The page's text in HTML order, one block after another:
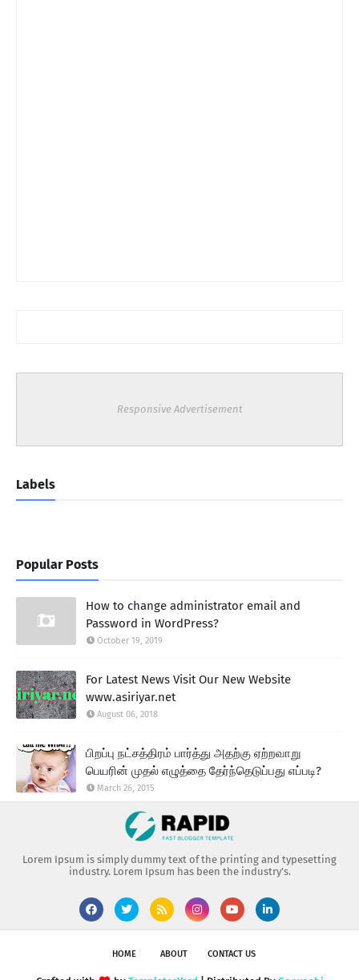
Responsive Advertisement
Labels
Popular Posts
How to change administrator email and
Password in WordPress?
October 19, 2019
For Latest News Visit Our New Website
www.asiriyar.net
August 06, 2018
பிறப்பு நட்சத்திரம் பார்த்து அதற்கு ஏற்றவாறு
பெயரின் முதல் எழுத்தை தேர்ந்தெடுப்பது எப்படி?
March 26, 2015
Lorem Ipsum is simply dummy text of the printing and typesetting
industry. Lorem Ipsum has been the industry's.
HOME ABOUT CONTACT US